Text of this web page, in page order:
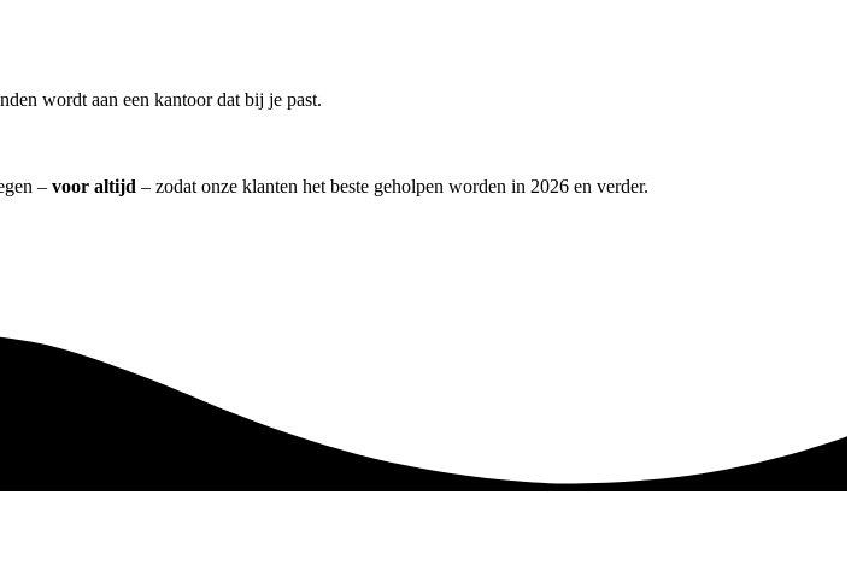
wordt aan een kantoor dat bij je past.
– voor altijd – zodat onze klanten het beste geholpen worden in 2026 en verder.